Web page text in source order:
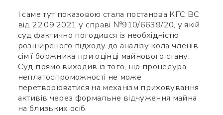
І саме тут показовою стала постанова КГС ВС
від 22.09.2021 у справі №910/6639/20, у якій
суд фактично погодився із необхідністю
розширеного підходу до аналізу кола членів
сім’ї боржника при оцінці майнового стану.
Суд прямо виходив із того, що процедура
неплатоспроможності не може
перетворюватися на механізм приховування
активів через формальне відчуження майна
на близьких осіб.